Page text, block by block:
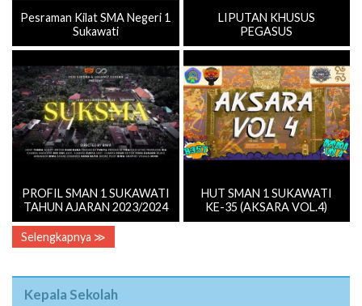
Pesraman Kilat SMA Negeri 1
Sukawati
LIPUTAN KHUSUS
PEGASUS
PROFIL SMAN 1 SUKAWATI
TAHUN AJARAN 2023/2024
HUT SMAN 1 SUKAWATI
KE-35 (AKSARA VOL.4)
Selengkapnya ≫
Kepala Sekolah